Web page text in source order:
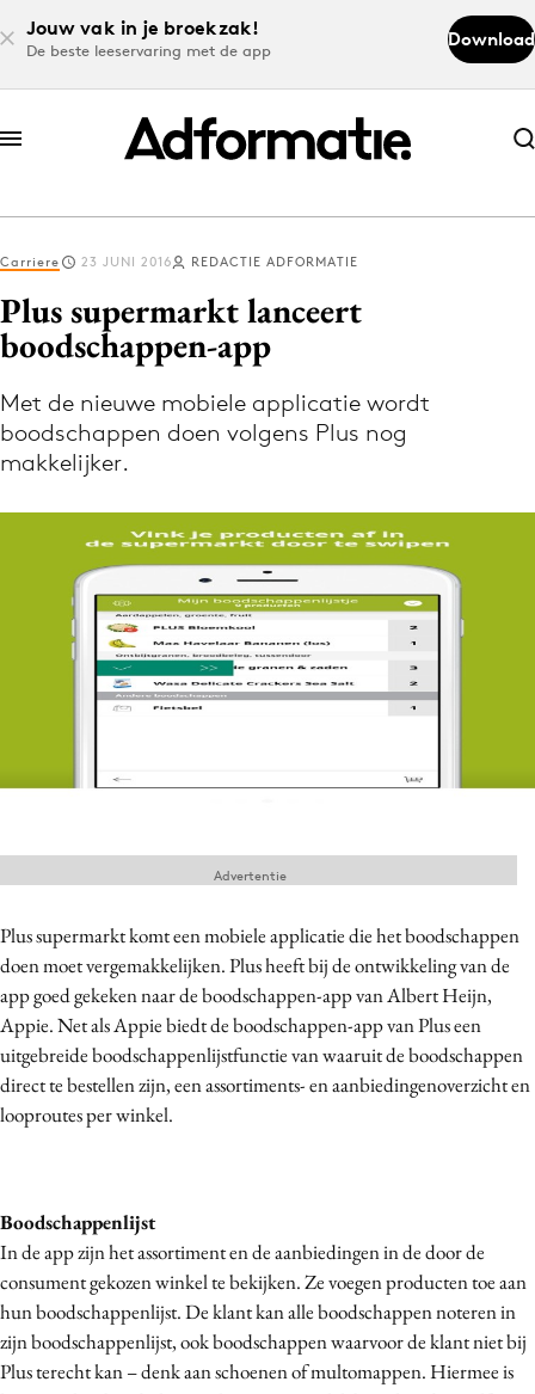
Jouw vak in je broekzak!
De beste leeservaring met de app
Download
Abonneer nu
Abonneer nu
Log in
Download de app
Volg het laatste nieuws via de Adformatie
Nieuws app
9 sept: GenAI-training
Adverteren
Opleidingen
Vacatures
Academy
Partners
Topics
Artificial Intelligence
Bureaus
Campagnes
Craft
Customer Experience
Data & Insights
Design
Digital transformation
Carriere 23 JUNI 2016 REDACTIE ADFORMATIE
Plus supermarkt lanceert
boodschappen-app
Met de nieuwe mobiele applicatie wordt
boodschappen doen volgens Plus nog
makkelijker.
Plus supermarkt komt een mobiele applicatie die het boodschappen
doen moet vergemakkelijken. Plus heeft bij de ontwikkeling van de
app goed gekeken naar de boodschappen-app van Albert Heijn,
Appie. Net als Appie biedt de boodschappen-app van Plus een
uitgebreide boodschappenlijstfunctie van waaruit de boodschappen
direct te bestellen zijn, een assortiments- en aanbiedingenoverzicht en
looproutes per winkel.
Boodschappenlijst
In de app zijn het assortiment en de aanbiedingen in de door de
consument gekozen winkel te bekijken. Ze voegen producten toe aan
hun boodschappenlijst. De klant kan alle boodschappen noteren in
zijn boodschappenlijst, ook boodschappen waarvoor de klant niet bij
Plus terecht kan – denk aan schoenen of multomappen. Hiermee is
Advertentie